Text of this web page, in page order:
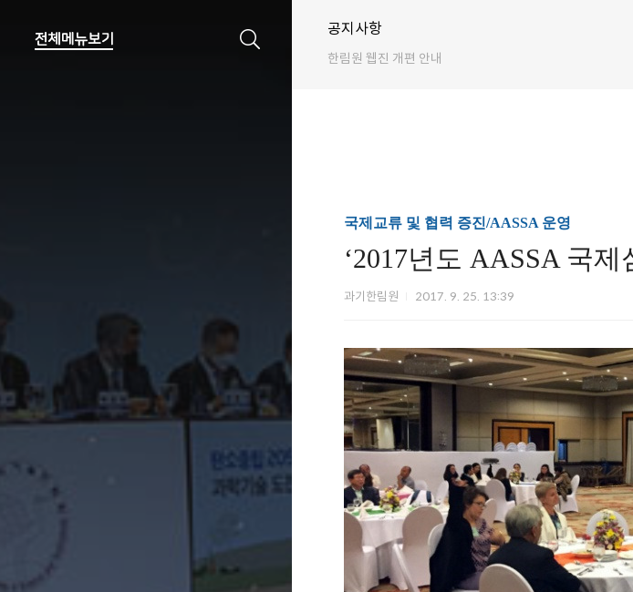
공지사항
한림원 웹진 개편 안내
국제교류 및 협력 증진/AASSA 운영
‘2017년도 AASSA 국제
과기한림원 2017. 9. 25. 13:39